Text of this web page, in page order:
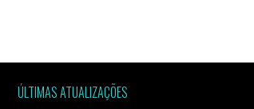
ÚLTIMAS ATUALIZAÇÕES